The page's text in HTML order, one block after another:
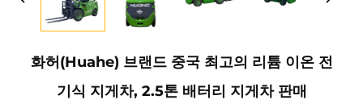
화허(Huahe) 브랜드 중국 최고의 리튬 이온 전
기식 지게차, 2.5톤 배터리 지게차 판매